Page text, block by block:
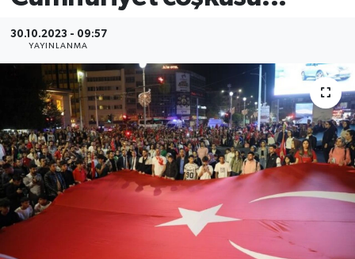
30.10.2023 - 09:57
YAYINLANMA
Kültür
Magazin
Son Dakika Haberleri
Haber Arşivi